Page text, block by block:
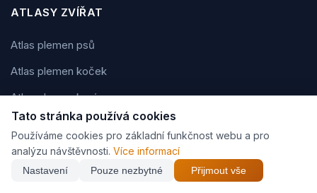
ATLASY ZVÍŘAT
Atlas plemen psů
Atlas plemen koček
Atlas plemen koní
Atlas plemen králíků
Atlas akvarijních ryb
Atlas hlodavců a drobných savců
Tato stránka používá cookies
Používáme cookies pro základní funkčnost webu a pro
analýzu návštěvnosti. Více informací
Nastavení Pouze nezbytné Přijmout vše